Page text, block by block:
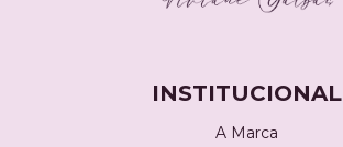
INSTITUCIONAL
A Marca